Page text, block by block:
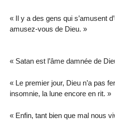
« Il y a des gens qui s’amusent
amusez-vous de Dieu. »
« Satan est l’âme damnée de
« Le premier jour, Dieu n’a pas
insomnie, la lune encore en rit. »
« Enfin, tant bien que mal nous